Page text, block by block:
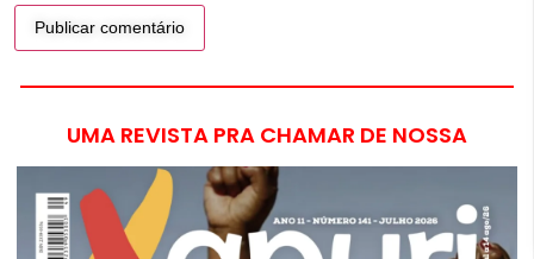
UMA REVISTA PRA CHAMAR DE NOSSA